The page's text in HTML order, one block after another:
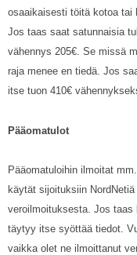
osaaikaisesti töitä kotoa tai
Jos taas saat satunnaisia
vähennys 205€. Se missä
raja menee en tiedä. Jos
itse tuon 410€
Pääomatulot
Pääomatuloihin ilmoitat
käytät sijoituksiin
veroilmoituksesta. Jos
täytyy itse syöttää tiedot.
vaikka olet ne ilmoittanut